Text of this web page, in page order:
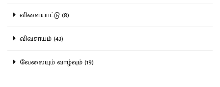
விளையாட்டு (8)
விவசாயம் (43)
வேலையும் வாழ்வும் (19)